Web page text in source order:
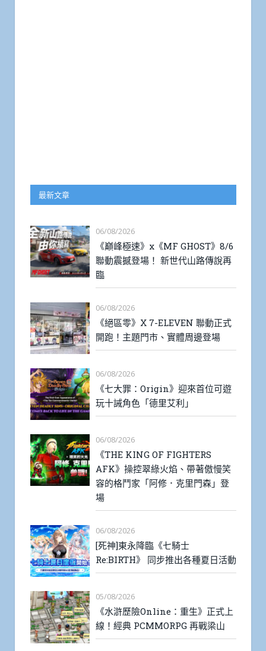
最新文章
06/08/2026
《巔峰極速》x《MF GHOST》8/6
聯動震撼登場！ 新世代山路傳說再
臨
06/08/2026
《絕區零》X 7-ELEVEN 聯動正式
開跑！主題門市、實體周邊登場
06/08/2026
《七大罪：Origin》迎來首位可遊
玩十誡角色「德里艾利」
06/08/2026
《THE KING OF FIGHTERS
AFK》操控翠綠火焰、帶著傲慢笑
容的格鬥家「阿修．克里門森」登
場
06/08/2026
[死神]東永降臨《七騎士
Re:BIRTH》 同步推出各種夏日活動
05/08/2026
《水滸歷險Online：重生》正式上
線！經典 PCMMORPG 再戰梁山